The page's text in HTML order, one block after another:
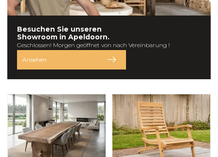
Besuchen Sie unseren
Showroom in Apeldoorn.
Geschlossen! Morgen geöffnet von nach Vereinbarung !
Ansehen